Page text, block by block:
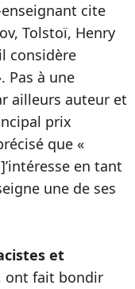
cite
Tolstoï, Henry
considère
Pas à une
ailleurs auteur et
prix
que «
en tant
une de ses
et
ont fait bondir